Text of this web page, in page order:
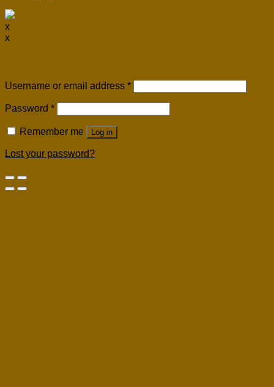
x
x
Username or email address *
Password *
Remember me Log in
Lost your password?